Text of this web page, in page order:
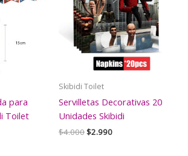
para
Toilet
Skibidi Toilet
Servilletas Decorativas 20
Unidades Skibidi
$4.000El
$2.990El